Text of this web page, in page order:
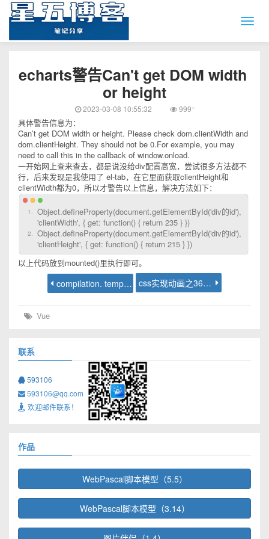
echarts警告Can't get DOM width
or height
2023-03-08 10:55:32 999+
具体警告信息为：
Can’t get DOM width or height. Please check dom.clientWidth and
dom.clientHeight. They should not be 0.For example, you may
need to call this in the callback of window.onload.
一开始网上查来查去，都是说没给div配置高宽，尝试很多方法都不
行，后来发现是我使用了 el-tab，在它里面获取clientHeight和
clientWidth都为0，所以才警告以上信息，解决方法如下：
Object.defineProperty(document.getElementById('div的id'),
'clientWidth', { get: function() { return 235 } })
Object.defineProperty(document.getElementById('div的id'),
'clientHeight', { get: function() { return 215 } })
以上代码放到mounted()里执行即可。
compilation. templatesPlugin is not a function问题解决 css实现动画之360度旋转
Vue
联系
593106
593106@qq.com
欢迎邮件联系！
作品
WebPascal脚本模型（5.5）
WebPascal脚本模型（3.14）